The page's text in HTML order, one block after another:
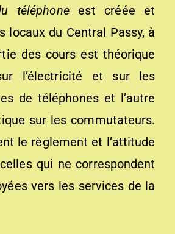
téléphoneest créée et
locaux du Central Passy, à
des cours est théorique
l’électricité et sur les
de téléphones et l’autre
sur les commutateurs.
le règlement et l’attitude
qui ne correspondent
vers les services de la